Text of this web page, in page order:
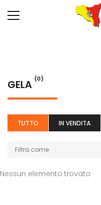
GELA (0)
TUTTO IN VENDITA
Filtra come
Nessun elemento trovato